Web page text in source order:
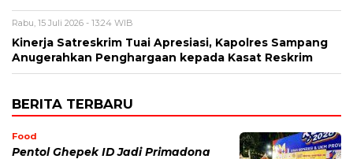
Rabu, 15 Juli 2026 - 13:24 WIB
Kinerja Satreskrim Tuai Apresiasi, Kapolres Sampang
Anugerahkan Penghargaan kepada Kasat Reskrim
BERITA TERBARU
Food
Pentol Ghepek ID Jadi Primadona